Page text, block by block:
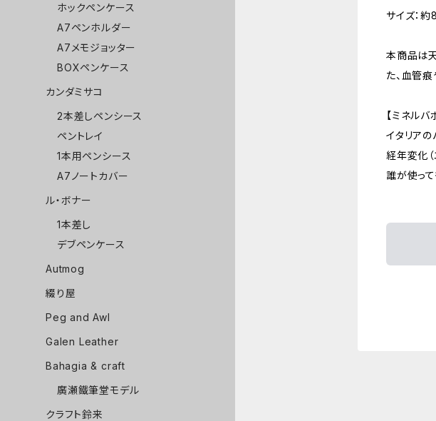
サイズ：約
本商品は
た、血管
【ミネルバ
イタリア
経年変化
誰が使っ
ホックペンケース
A7ペンホルダー
A7メモジョッター
BOXペンケース
カンダミサコ
2本差しペンシース
ペントレイ
1本用ペンシース
A7ノートカバー
ル・ボナー
1本差し
デブペンケース
Autmog
綴り屋
Peg and Awl
Galen Leather
Bahagia & craft
廣瀬鐵筆堂モデル
クラフト鈴来